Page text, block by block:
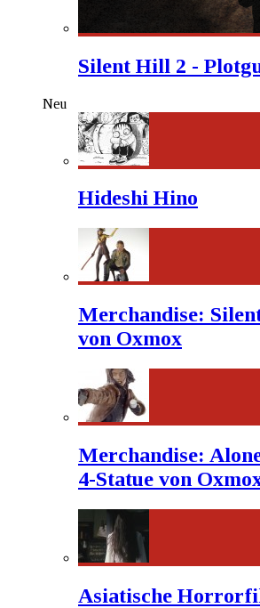
Silent Hill 2 -
Neu
Hideshi Hino
Merchandise:
von Oxmox
Merchandise:
4-Statue von
Asiatische